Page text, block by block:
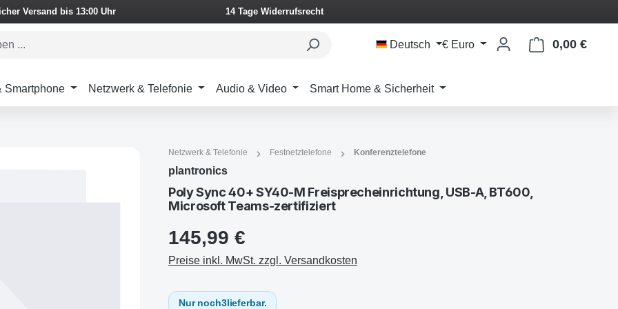
Versand bis 13:00 Uhr 14 Tage Widerrufsrecht
Deutsch € Euro 0,00 €
Smartphone Netzwerk & Telefonie Audio & Video Smart Home & Sicherheit
Netzwerk & Telefonie Festnetztelefone Konferenztelefone
plantronics
Poly Sync 40+ SY40-M Freisprecheinrichtung, USB-A, BT600,
Microsoft Teams-zertifiziert
145,99 €
Preise inkl. MwSt. zzgl. Versandkosten
Nur noch3lieferbar.